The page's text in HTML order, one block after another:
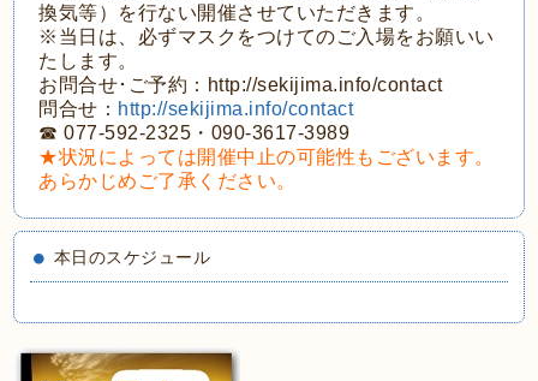
換気等）を行ない開催させていただきます。
※当日は、必ずマスクをつけてのご入場をお願いい
たします。
お問合せ･ご予約：http://sekijima.info/contact
問合せ： http://sekijima.info/contact
☎︎ 077-592-2325・090-3617-3989
★状況によっては開催中止の可能性もございます。
あらかじめご了承ください。
本日のスケジュール